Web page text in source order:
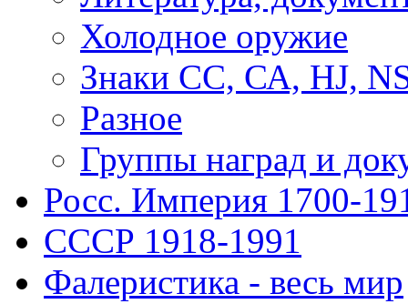
Холодное оружие
Знаки СС, СА, HJ,
Разное
Группы наград и
Росс. Империя 1700-
СССР 1918-1991
Фалеристика - весь мир